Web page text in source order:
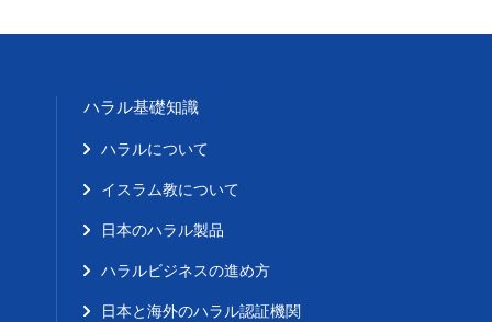
ハラル基礎知識
ハラルについて
イスラム教について
日本のハラル製品
ハラルビジネスの進め方
日本と海外のハラル認証機関